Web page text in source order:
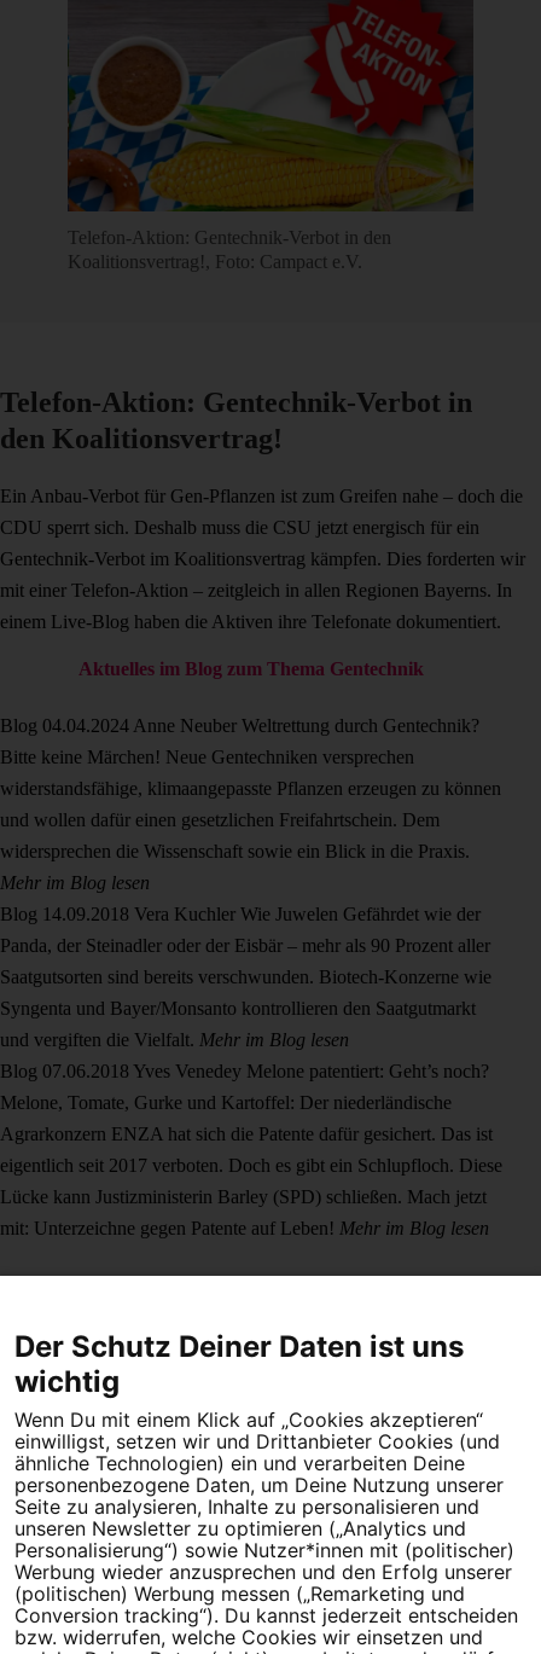
Telefon-Aktion: Gentechnik-Verbot in den
Koalitionsvertrag!, Foto: Campact e.V.
Telefon-Aktion: Gentechnik-Verbot in
den Koalitionsvertrag!
Ein Anbau-Verbot für Gen-Pflanzen ist zum Greifen nahe – doch die
CDU sperrt sich. Deshalb muss die CSU jetzt energisch für ein
Gentechnik-Verbot im Koalitionsvertrag kämpfen. Dies forderten wir
mit einer Telefon-Aktion – zeitgleich in allen Regionen Bayerns. In
einem Live-Blog haben die Aktiven ihre Telefonate dokumentiert.
Aktuelles im Blog zum Thema Gentechnik
Blog 04.04.2024 Anne Neuber Weltrettung durch Gentechnik?
Bitte keine Märchen! Neue Gentechniken versprechen
widerstandsfähige, klimaangepasste Pflanzen erzeugen zu können
und wollen dafür einen gesetzlichen Freifahrtschein. Dem
widersprechen die Wissenschaft sowie ein Blick in die Praxis.
Mehr im Blog lesen
Blog 14.09.2018 Vera Kuchler Wie Juwelen Gefährdet wie der
Panda, der Steinadler oder der Eisbär – mehr als 90 Prozent aller
Saatgutsorten sind bereits verschwunden. Biotech-Konzerne wie
Syngenta und Bayer/Monsanto kontrollieren den Saatgutmarkt
und vergiften die Vielfalt. Mehr im Blog lesen
Blog 07.06.2018 Yves Venedey Melone patentiert: Geht’s noch?
Melone, Tomate, Gurke und Kartoffel: Der niederländische
Agrarkonzern ENZA hat sich die Patente dafür gesichert. Das ist
eigentlich seit 2017 verboten. Doch es gibt ein Schlupfloch. Diese
Lücke kann Justizministerin Barley (SPD) schließen. Mach jetzt
mit: Unterzeichne gegen Patente auf Leben! Mehr im Blog lesen
Dein Engagement macht den Unterschied. Schließe Dich 4,5
Millionen Menschen an.
Newsletter bestellen
Campact e.V.
Der Schutz Deiner Daten ist uns
wichtig
Wenn Du mit einem Klick auf „Cookies akzeptieren“
einwilligst, setzen wir und Drittanbieter Cookies (und
ähnliche Technologien) ein und verarbeiten Deine
personenbezogene Daten, um Deine Nutzung unserer
Seite zu analysieren, Inhalte zu personalisieren und
unseren Newsletter zu optimieren („Analytics und
Personalisierung“) sowie Nutzer*innen mit (politischer)
Werbung wieder anzusprechen und den Erfolg unserer
(politischen) Werbung messen („Remarketing und
Conversion tracking“). Du kannst jederzeit entscheiden
bzw. widerrufen, welche Cookies wir einsetzen und